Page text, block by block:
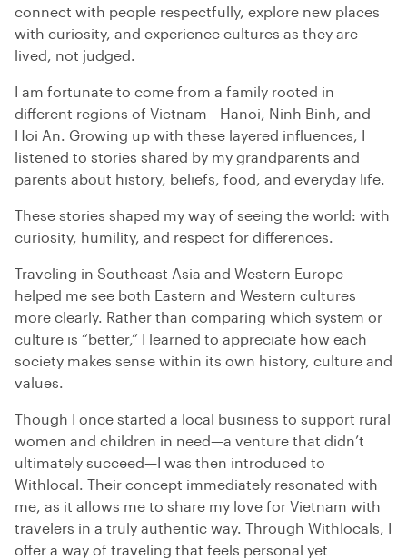
connect with people respectfully, explore new places
with curiosity, and experience cultures as they are
lived, not judged.
I am fortunate to come from a family rooted in
different regions of Vietnam—Hanoi, Ninh Binh, and
Hoi An. Growing up with these layered influences, I
listened to stories shared by my grandparents and
parents about history, beliefs, food, and everyday life.
These stories shaped my way of seeing the world: with
curiosity, humility, and respect for differences.
Traveling in Southeast Asia and Western Europe
helped me see both Eastern and Western cultures
more clearly. Rather than comparing which system or
culture is “better,” I learned to appreciate how each
society makes sense within its own history, culture and
values.
Though I once started a local business to support rural
women and children in need—a venture that didn’t
ultimately succeed—I was then introduced to
Withlocal. Their concept immediately resonated with
me, as it allows me to share my love for Vietnam with
travelers in a truly authentic way. Through Withlocals, I
offer a way of traveling that feels personal yet